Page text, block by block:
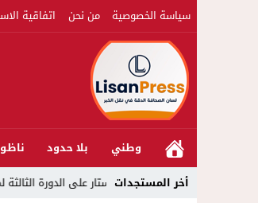
سياسة الخصوصية من نحن اتفاقية
وطني بلا حدود
أخر المستجدات
الدورة الثالثة لمهرجان العيطة المرساوية